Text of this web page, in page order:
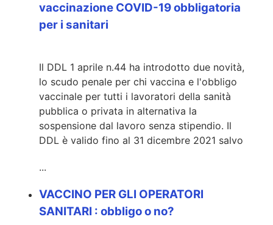
vaccinazione COVID-19 obbligatoria
per i sanitari
Il DDL 1 aprile n.44 ha introdotto due novità,
lo scudo penale per chi vaccina e l'obbligo
vaccinale per tutti i lavoratori della sanità
pubblica o privata in alternativa la
sospensione dal lavoro senza stipendio. Il
DDL è valido fino al 31 dicembre 2021 salvo
...
VACCINO PER GLI OPERATORI
SANITARI : obbligo o no?